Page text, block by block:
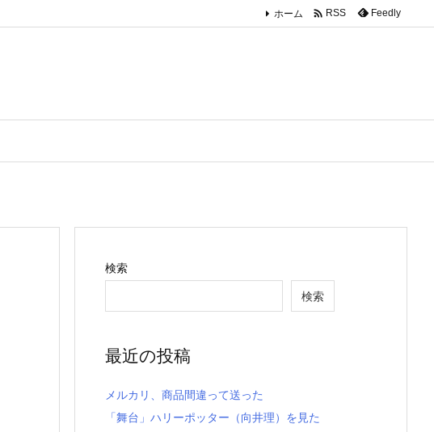
ホーム  RSS Feedly
検索
検索
最近の投稿
メルカリ、商品間違って送った
「舞台」ハリーポッター（向井理）を見た